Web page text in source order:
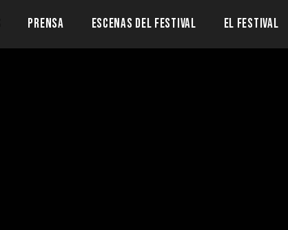
PRENSA ESCENAS DEL FESTIVAL EL FESTIVAL